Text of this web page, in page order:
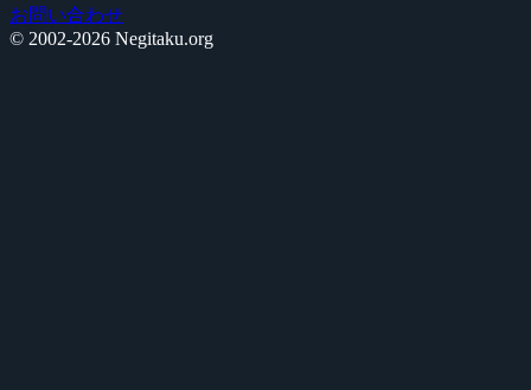
お問い合わせ
© 2002-2026 Negitaku.org